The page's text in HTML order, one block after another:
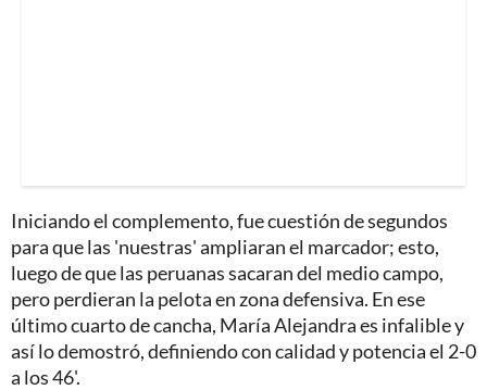
Iniciando el complemento, fue cuestión de segundos
para que las 'nuestras' ampliaran el marcador; esto,
luego de que las peruanas sacaran del medio campo,
pero perdieran la pelota en zona defensiva. En ese
último cuarto de cancha, María Alejandra es infalible y
así lo demostró, definiendo con calidad y potencia el 2-0
a los 46'.